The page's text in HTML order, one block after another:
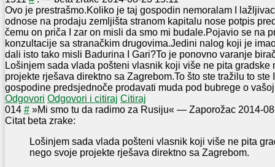
Ovo je prestrašmo.Koliko je taj gospodin nemoralam I
odnose na prodaju zemljišta stranom kapitalu nose potpis
čemu on priča I zar on misli da smo mi budale.Pojavio se na
konzultacije sa stranačkim drugovima.Jedini nalog koji je
dali isto tako misli Badurina I Gari?To je ponovno varanje
Lošinjem sada vlada pošteni vlasnik koji više ne pita gradske
projekte rješava direktno sa Zagrebom.To što ste tražilu to ste
gospodine predsjednoče prodavati muda pod bubrege o
Odgovori Odgovori i citiraj Citiraj
014 # »Mi smo tu da radimo za Rusiju« — Zaporožac 2014-
Citat beta zrake:
Lošinjem sada vlada pošteni vlasnik koji više ne pita
nego svoje projekte rješava direktno sa Zagrebom.